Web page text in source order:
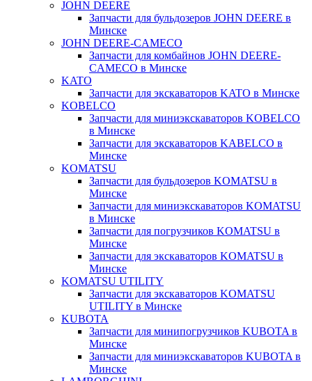
JOHN DEERE
Запчасти для бульдозеров JOHN DEERE в
Минске
JOHN DEERE-CAMECO
Запчасти для комбайнов JOHN DEERE-
CAMECO в Минске
KATO
Запчасти для экскаваторов KATO в Минске
KOBELCO
Запчасти для миниэкскаваторов KOBELCO
в Минске
Запчасти для экскаваторов KABELCO в
Минске
KOMATSU
Запчасти для бульдозеров KOMATSU в
Минске
Запчасти для миниэкскаваторов KOMATSU
в Минске
Запчасти для погрузчиков KOMATSU в
Минске
Запчасти для экскаваторов KOMATSU в
Минске
KOMATSU UTILITY
Запчасти для экскаваторов KOMATSU
UTILITY в Минске
KUBOTA
Запчасти для минипогрузчиков KUBOTA в
Минске
Запчасти для миниэкскаваторов KUBOTA в
Минске